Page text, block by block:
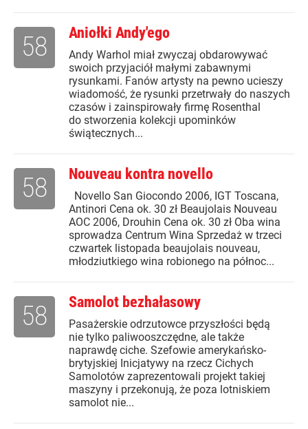
Aniołki Andy'ego
Andy Warhol miał zwyczaj obdarowywać
swoich przyjaciół małymi zabawnymi
rysunkami. Fanów artysty na pewno ucieszy
wiadomość, że rysunki przetrwały do naszych
czasów i zainspirowały firmę Rosenthal
do stworzenia kolekcji upominków
świątecznych...
58
Nouveau kontra novello
Novello San Giocondo 2006, IGT Toscana,
Antinori Cena ok. 30 zł Beaujolais Nouveau
AOC 2006, Drouhin Cena ok. 30 zł Oba wina
sprowadza Centrum Wina Sprzedaż w trzeci
czwartek listopada beaujolais nouveau,
młodziutkiego wina robionego na północ...
58
Samolot bezhałasowy
Pasażerskie odrzutowce przyszłości będą
nie tylko paliwooszczędne, ale także
naprawdę ciche. Szefowie amerykańsko-
brytyjskiej Inicjatywy na rzecz Cichych
Samolotów zaprezentowali projekt takiej
maszyny i przekonują, że poza lotniskiem
samolot nie...
58